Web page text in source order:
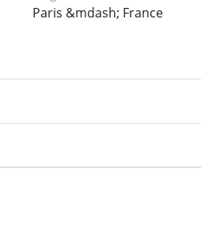
Paris &mdash; France